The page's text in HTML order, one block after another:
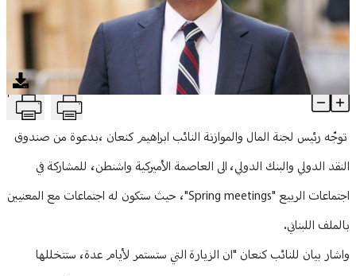
ثقافة ومجتمع
منوعات
كنعان إلى واشنطن بدعوة من صندوق النقد والبنك الدولي T
Article Content
توجّه رئيس لجنة المال والموازنة النائب ابراهيم كنعان ،بدعوة من صندوق
النقد الدولي والبنك الدولي، الى العاصمة الأميركية واشنطن، للمشاركة في
اجتماعات الربيع "Spring meetings"، حيث ستكون له اجتماعات مع المعنيين
بالملف اللبناني.
واشار بيان للنائب كنعان "ان الزيارة التي ستستمر لأيام عدة، ستتخللها